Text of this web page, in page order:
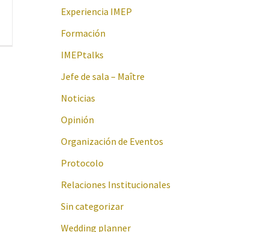
Experiencia IMEP
Formación
IMEPtalks
Jefe de sala – Maître
Noticias
Opinión
Organización de Eventos
Protocolo
Relaciones Institucionales
Sin categorizar
Wedding planner